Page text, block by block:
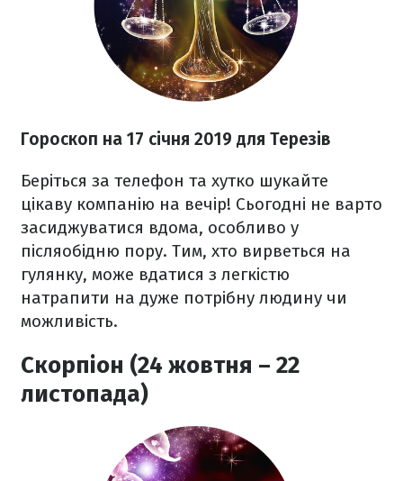
Гороскоп на 17 січня 2019 для Терезів
Беріться за телефон та хутко шукайте
цікаву компанію на вечір! Сьогодні не варто
засиджуватися вдома, особливо у
післяобідню пору. Тим, хто вирветься на
гулянку, може вдатися з легкістю
натрапити на дуже потрібну людину чи
можливість.
Скорпіон (24 жовтня – 22
листопада)